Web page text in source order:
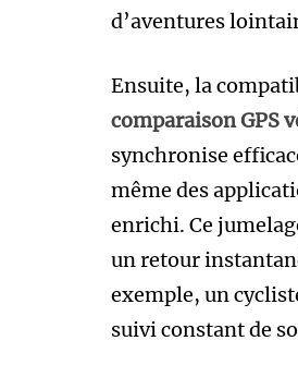
d’aventures
Ensuite, la
comparaison GPS
synchronise
même des
enrichi. Ce
un retour
exemple, un
suivi constant de